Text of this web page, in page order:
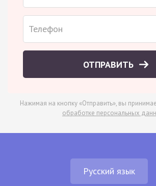
ОТПРАВИТЬ
Нажимая на кнопку «Отправить», вы
обработке персональных
Русский язык